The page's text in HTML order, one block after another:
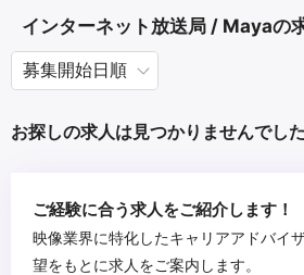
インターネット放送局 / Mayaの
お探しの求人は見つかりませんでした
ご経験に合う求人をご紹介します！
映像業界に特化したキャリアアドバイ
望をもとに求人をご案内します。